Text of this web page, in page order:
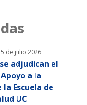
de julio 2026
adjudican el
a la
Escuela de
UC